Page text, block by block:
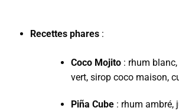
Recettes phares:
Coco Mojito: rhum blanc,
vert, sirop coco maison,
Piña Cube: rhum ambré,